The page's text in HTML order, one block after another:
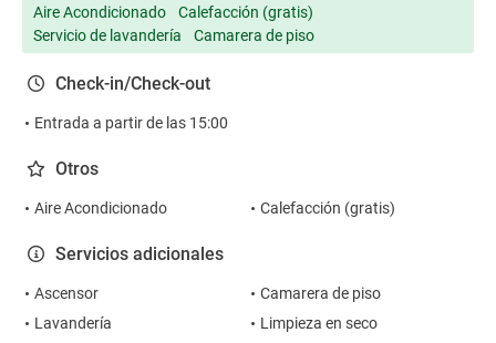
Aire Acondicionado
Calefacción (gratis)
Servicio de lavandería
Camarera de piso
Check-in/Check-out
Entrada a partir de las 15:00
Otros
Aire Acondicionado Calefacción (gratis)
Servicios adicionales
Ascensor
Camarera de piso
Lavandería
Limpieza en seco